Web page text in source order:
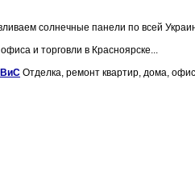
солнечные панели по всей
и торговли в Красноярске...
Отделка, ремонт квартир, дома,